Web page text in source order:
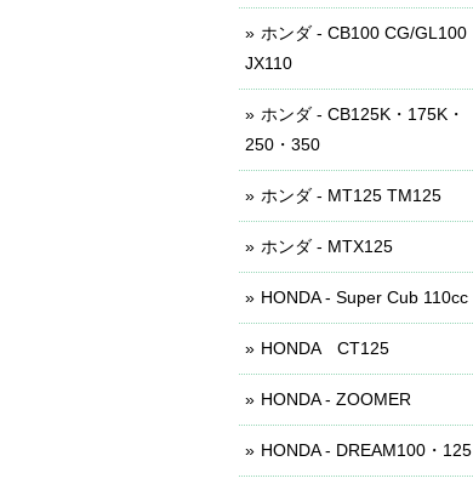
ホンダ - CB100 CG/GL100
JX110
ホンダ - CB125K・175K・
250・350
ホンダ - MT125 TM125
ホンダ - MTX125
HONDA - Super Cub 110cc
HONDA CT125
HONDA - ZOOMER
HONDA - DREAM100・125